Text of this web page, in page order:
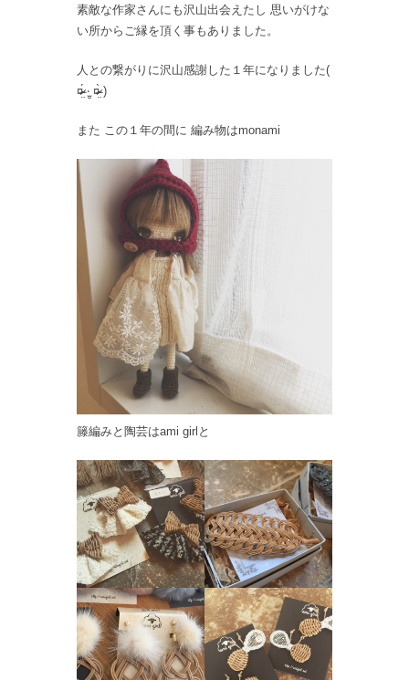
素敵な作家さんにも沢山出会えたし 思いがけな
い所からご縁を頂く事もありました。
人との繋がりに沢山感謝した１年になりました(
¤̴̶̷̤́ ‧̫̮ ¤̴̶̷̤̀ )
また この１年の間に 編み物はmonami
籐編みと陶芸はami girlと